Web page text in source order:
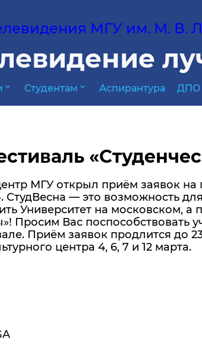
МГУ им. М. В.
expand_more Студентам expand_more Аспирантура ДПО
МГУ открыл приём заявок на
СтудВесна — это возможность
Университет на московском, а
Просим Вас поспособствовать
Приём заявок продлится до
центра 4, 6, 7 и 12 марта.